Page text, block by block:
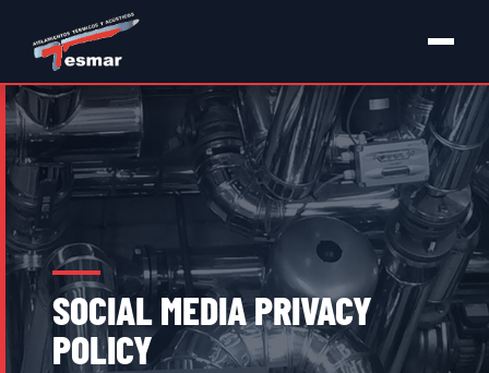
SOCIAL MEDIA PRIVACY
POLICY